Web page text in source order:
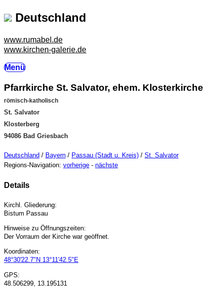
Deutschland
www.rumabel.de
www.kirchen-galerie.de
Menü
Pfarrkirche St. Salvator, ehem. Klosterkirche
römisch-katholisch
St. Salvator
Klosterberg
94086 Bad Griesbach
Deutschland / Bayern / Passau (Stadt u. Kreis) / St. Salvator
Regions-Navigation: vorherige - nächste
Details
Kirchl. Gliederung:
Bistum Passau
Hinweise zu Öffnungszeiten:
Der Vorraum der Kirche war geöffnet.
Koordinaten:
48°30'22.7"N 13°11'42.5"E
GPS:
48.506299, 13.195131